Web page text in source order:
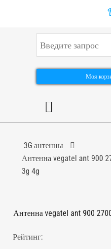
к
а
ь
Моя
3G антенны
Антенна vegatel ant 900
3g 4g
Антенна vegatel ant 900
Рейтинг: